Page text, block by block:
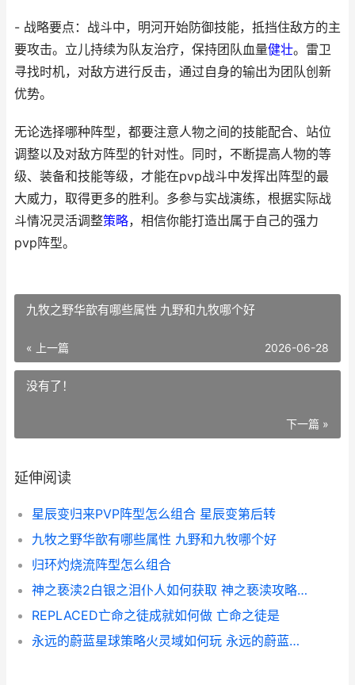
- 战略要点：战斗中，明河开始防御技能，抵挡住敌方的主
要攻击。立儿持续为队友治疗，保持团队血量健壮。雷卫
寻找时机，对敌方进行反击，通过自身的输出为团队创新
优势。
无论选择哪种阵型，都要注意人物之间的技能配合、站位
调整以及对敌方阵型的针对性。同时，不断提高人物的等
级、装备和技能等级，才能在pvp战斗中发挥出阵型的最
大威力，取得更多的胜利。多参与实战演练，根据实际战
斗情况灵活调整策略，相信你能打造出属于自己的强力
pvp阵型。
九牧之野华歆有哪些属性 九野和九牧哪个好
« 上一篇 2026-06-28
没有了！
下一篇 »
延伸阅读
星辰变归来PVP阵型怎么组合 星辰变第后转
九牧之野华歆有哪些属性 九野和九牧哪个好
归环灼烧流阵型怎么组合
神之亵渎2白银之泪仆人如何获取 神之亵渎攻略顺序
REPLACED亡命之徒成就如何做 亡命之徒是
永远的蔚蓝星球策略火灵域如何玩 永远的蔚蓝星球无限钻石版